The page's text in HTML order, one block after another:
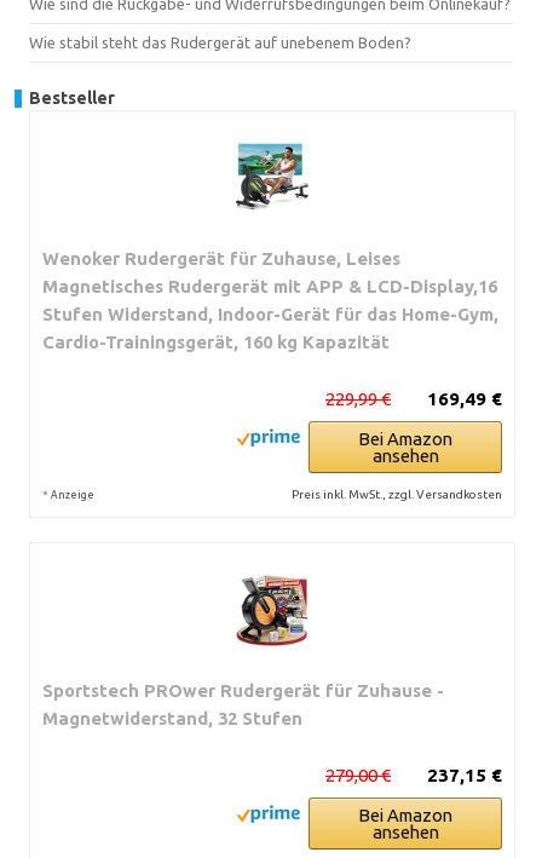
Wie sind die Rückgabe- und Widerrufsbedingungen beim Onlinekauf?
Wie stabil steht das Rudergerät auf unebenem Boden?
Bestseller
Wenoker Rudergerät für Zuhause, Leises
Magnetisches Rudergerät mit APP & LCD-Display,16
Stufen Widerstand, Indoor-Gerät für das Home-Gym,
Cardio-Trainingsgerät, 160 kg Kapazität
169,49 €
229,99 €
Bei Amazon
ansehen
* Anzeige Preis inkl. MwSt., zzgl. Versandkosten
Sportstech PROwer Rudergerät für Zuhause -
Magnetwiderstand, 32 Stufen
237,15 €
279,00 €
Bei Amazon
ansehen